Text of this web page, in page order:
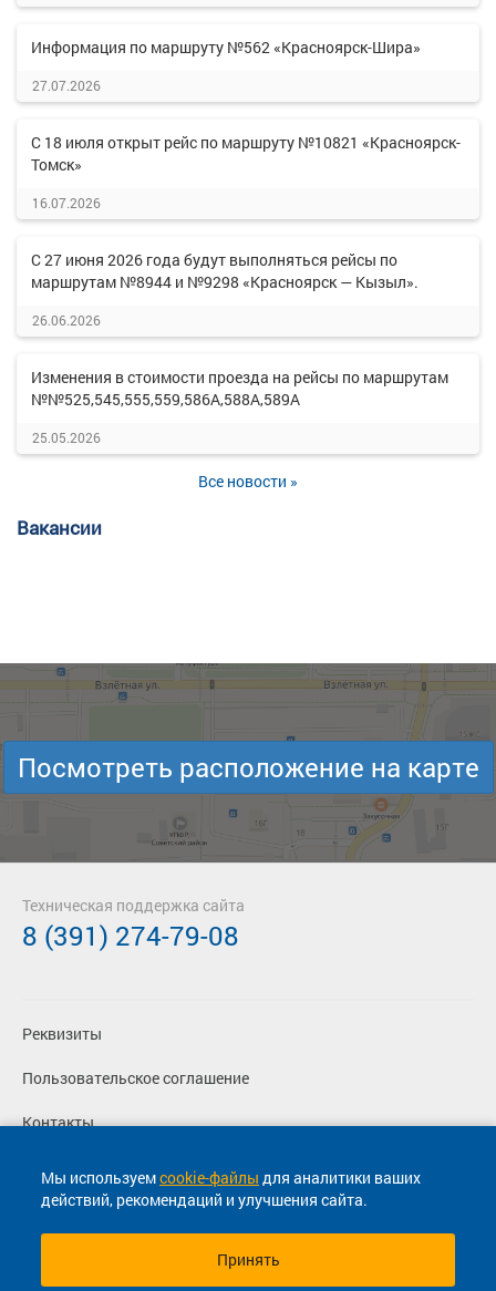
Информация по маршруту №562 «Красноярск-Шира»
27.07.2026
С 18 июля открыт рейс по маршруту №10821 «Красноярск-
Томск»
16.07.2026
С 27 июня 2026 года будут выполняться рейсы по
маршрутам №8944 и №9298 «Красноярск — Кызыл».
26.06.2026
Изменения в стоимости проезда на рейсы по маршрутам
№№525,545,555,559,586А,588А,589А
25.05.2026
Все новости »
Вакансии
Мы используемcookie-файлы для аналитики ваших
действий, рекомендаций и улучшения сайта.
Принять
Посмотреть расположение на карте
Реквизиты
Пользовательское соглашение
Контакты
Политика конфиденциальности
Перевозчикам
Техническая поддержка сайта
8 (391) 274-79-08
© 2013-2026, ООО "Капитал"- Онлайн сервис продажи